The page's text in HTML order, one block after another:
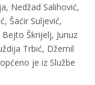
Nedžad Salihović,
Šaćir Suljević,
Škrijelj, Junuz
Trbić, Džemil
je iz Službe